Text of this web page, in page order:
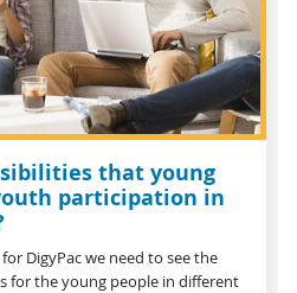
that young
participation in
DigyPac we need to see the
for the young people in different